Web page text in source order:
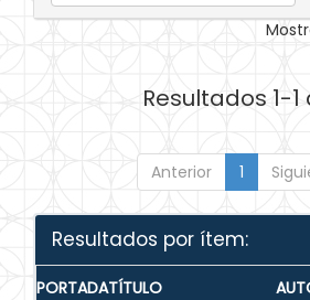
Resultados 1-1
Anterior 1
Resultados por ítem:
PORTADATÍTULO